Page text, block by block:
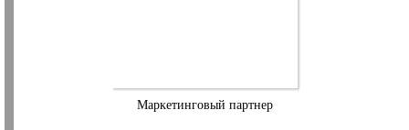
Маркетинговый партнер